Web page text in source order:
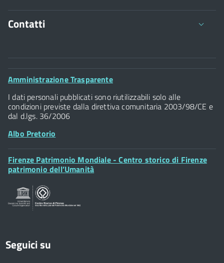
Contatti
Comune di Firenze
Palazzo Vecchio
Piazza della Signoria - 50122, Firenze
P.IVA 01307110484
Posta Elettronica Certificata
Footer
Amministrazione Trasparente
I dati personali pubblicati sono riutilizzabili solo alle
condizioni previste dalla direttiva comunitaria 2003/98/CE e
dal d.lgs. 36/2006
Albo Pretorio
Footer
Widget
Firenze Patrimonio Mondiale - Centro storico di Firenze
patrimonio dell’Umanità
Seguici su